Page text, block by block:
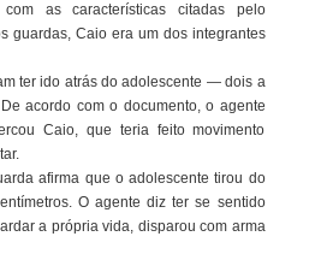
as características citadas pelo
guardas, Caio era um dos integrantes
ter ido atrás do adolescente — dois a
acordo com o documento, o agente
Caio, que teria feito movimento
afirma que o adolescente tirou do
O agente diz ter se sentido
a própria vida, disparou com arma